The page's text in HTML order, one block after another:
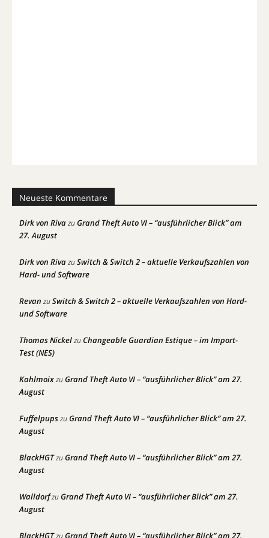
Neueste Kommentare
Dirk von RivazuGrand Theft Auto VI – “ausführlicher Blick” am
27. August
Dirk von RivazuSwitch & Switch 2 – aktuelle Verkaufszahlen von
Hard- und Software
Revan zuSwitch & Switch 2 – aktuelle Verkaufszahlen von Hard-
und Software
Thomas NickelzuChangeable Guardian Estique – im Import-
Test (NES)
KahlmoixzuGrand Theft Auto VI – “ausführlicher Blick” am 27.
August
FuffelpupszuGrand Theft Auto VI – “ausführlicher Blick” am 27.
August
BlackHGTzuGrand Theft Auto VI – “ausführlicher Blick” am 27.
August
WalldorfzuGrand Theft Auto VI – “ausführlicher Blick” am 27.
August